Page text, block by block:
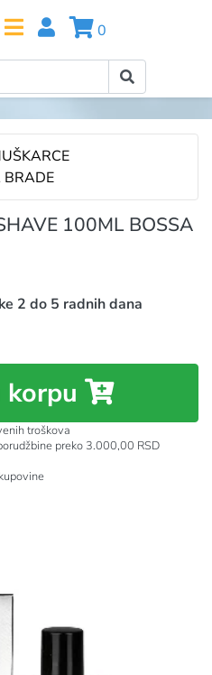
0
BRADE
100ML BOSSA
2 do 5 radnih dana
korpu
troškova
preko 3.000,00 RSD